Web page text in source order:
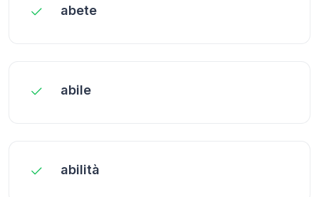
abete
abile
abilità